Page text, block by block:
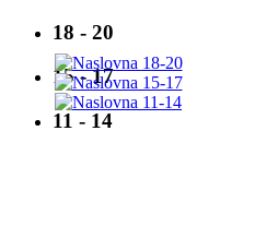
18 - 20
15 - 17
11 - 14